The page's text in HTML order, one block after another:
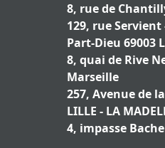
8, rue de
129, rue
Part-Dieu 69003
8, quai de Rive
Marseille
257, Avenue de
LILLE - LA
4, impasse